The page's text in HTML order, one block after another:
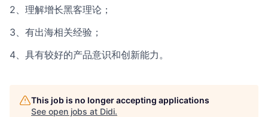
2、理解增长黑客理论；
3、有出海相关经验；
4、具有较好的产品意识和创新能力。
This job is no longer accepting applications
See open jobs at Didi.